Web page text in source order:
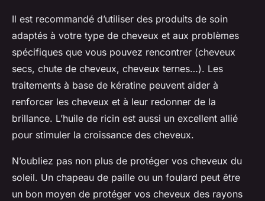
Il est recommandé d’utiliser des produits de soin
adaptés à votre type de cheveux et aux problèmes
spécifiques que vous pouvez rencontrer (cheveux
secs, chute de cheveux, cheveux ternes…). Les
traitements à base de kératine peuvent aider à
renforcer les cheveux et à leur redonner de la
brillance. L’huile de ricin est aussi un excellent allié
pour stimuler la croissance des cheveux.
N’oubliez pas non plus de protéger vos cheveux du
soleil. Un chapeau de paille ou un foulard peut être
un bon moyen de protéger vos cheveux des rayons